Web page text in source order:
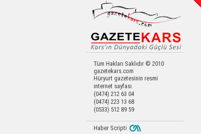
Tüm Hakları Saklıdır © 2010
gazetekars.com
Hüryurt gazetesinin resmi
internet sayfası.
(0474) 212 63 04
(0474) 223 13 68
(0533) 512 89 59
Haber Scripti